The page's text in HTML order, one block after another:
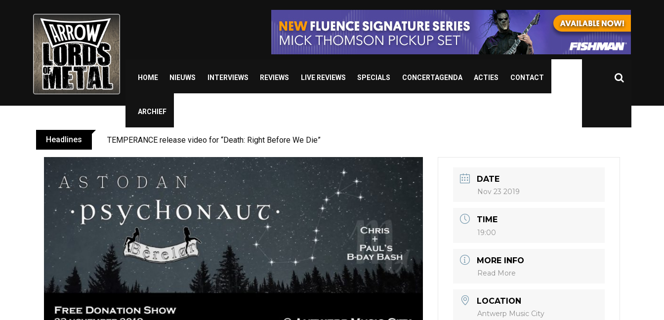
HOME NIEUWS INTERVIEWS REVIEWS LIVE REVIEWS SPECIALS CONCERTAGENDA ACTIES CONTACT
ARCHIEF
Headlines TEMPERANCE release video for “Death: Right Before We Die”
DATE
Nov 23 2019
TIME
19:00
MORE INFO
Read More
LOCATION
Antwerp Music City